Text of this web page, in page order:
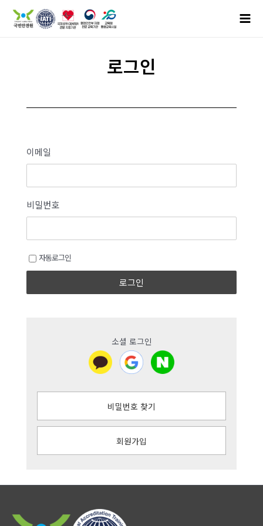
로그인
이메일
비밀번호
자동로그인
로그인
소셜 로그인
비밀번호 찾기
회원가입